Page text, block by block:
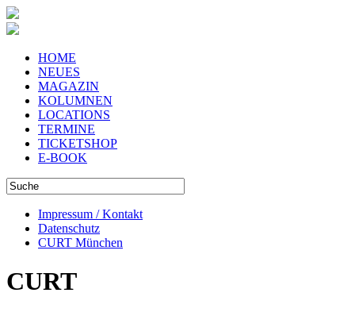
HOME
NEUES
MAGAZIN
KOLUMNEN
LOCATIONS
TERMINE
TICKETSHOP
E-BOOK
Impressum / Kontakt
Datenschutz
CURT München
CURT